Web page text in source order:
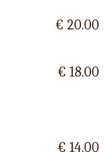
€ 20.00
€ 18.00
€ 14.00